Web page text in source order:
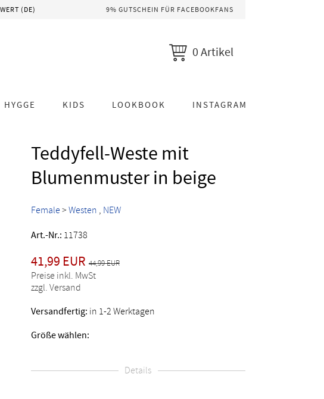
(DE) 9% GUTSCHEIN FÜR FACEBOOKFANS
0 Artikel
HYGGE KIDS LOOKBOOK INSTAGRAM
Teddyfell-Weste mit
Blumenmuster in beige
Female> Westen NEW
Art.-Nr.: 11738
41,99 EUR 44,99 EUR
Preise inkl. MwSt
zzgl. Versand
Versandfertig: in 1-2 Werktagen
Größe wählen:
Details